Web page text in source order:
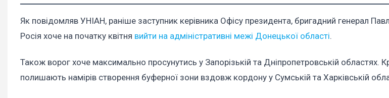
Як повідомляв УНІАН, раніше заступник керівника Офісу президента, бригадний генерал
Росія хоче на початку квітня вийти на адміністративні межі Донецької області.
Також ворог хоче максимально просунутись у Запорізькій та Дніпропетровській областях.
полишають намірів створення буферної зони вздовж кордону у Сумській та Харківській